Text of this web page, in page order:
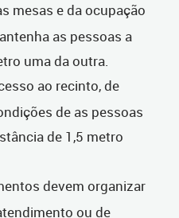
mesas e da ocupação
as pessoas a
uma da outra.
ao recinto, de
de as pessoas
de 1,5 metro
devem organizar
ou de